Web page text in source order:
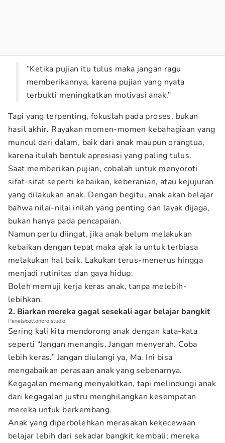
“Ketika pujian itu tulus maka jangan ragu
memberikannya, karena pujian yang nyata
terbukti meningkatkan motivasi anak.”
Tapi yang terpenting, fokuslah pada proses, bukan
hasil akhir. Rayakan momen-momen kebahagiaan yang
muncul dari dalam, baik dari anak maupun orangtua,
karena itulah bentuk apresiasi yang paling tulus.
Saat memberikan pujian, cobalah untuk menyoroti
sifat-sifat seperti kebaikan, keberanian, atau kejujuran
yang dilakukan anak. Dengan begitu, anak akan belajar
bahwa nilai-nilai inilah yang penting dan layak dijaga,
bukan hanya pada pencapaian.
Namun perlu diingat, jika anak belum melakukan
kebaikan dengan tepat maka ajak ia untuk terbiasa
melakukan hal baik. Lakukan terus-menerus hingga
menjadi rutinitas dan gaya hidup.
Boleh memuji kerja keras anak, tanpa melebih-
lebihkan.
2. Biarkan mereka gagal sesekali agar belajar bangkit
Pexels/cottonbro studio
Sering kali kita mendorong anak dengan kata-kata
seperti “Jangan menangis. Jangan menyerah. Coba
lebih keras.” Jangan diulangi ya, Ma. Ini bisa
mengabaikan perasaan anak yang sebenarnya.
Kegagalan memang menyakitkan, tapi melindungi anak
dari kegagalan justru menghilangkan kesempatan
mereka untuk berkembang.
Anak yang diperbolehkan merasakan kekecewaan
belajar lebih dari sekadar bangkit kembali; mereka